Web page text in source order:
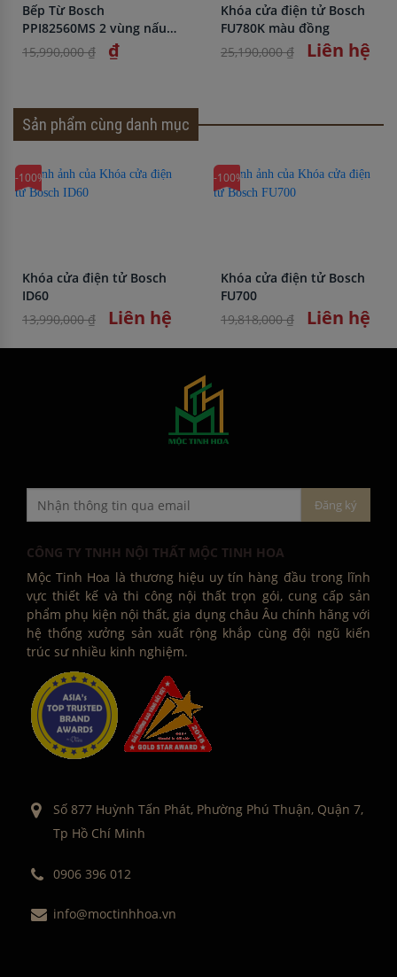
Bếp Từ Bosch
PPI82560MS 2 vùng nấu
nhập khẩu chính hãng
15,990,000 ₫ ₫
Khóa cửa điện tử Bosch
FU780K màu đồng
25,190,000 ₫
Liên hệ
Sản phẩm cùng danh mục
-100%
Khóa cửa điện tử Bosch
ID60
13,990,000 ₫
Liên hệ
-100%
Khóa cửa điện tử Bosch
FU700
19,818,000 ₫
Liên hệ
CÔNG TY TNHH NỘI THẤT MỘC TINH HOA
Mộc Tinh Hoa là thương hiệu uy tín hàng đầu trong lĩnh
vực thiết kế và thi công nội thất trọn gói, cung cấp sản
phẩm phụ kiện nội thất, gia dụng châu Âu chính hãng với
hệ thống xưởng sản xuất rộng khắp cùng đội ngũ kiến
trúc sư nhiều kinh nghiệm.
Số 877 Huỳnh Tấn Phát, Phường Phú Thuận, Quận 7,
Tp Hồ Chí Minh
0906 396 012
info@moctinhhoa.vn